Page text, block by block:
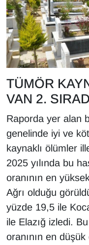
TÜMÖR
VAN 2.
Raporda yer alan
genelinde iyi ve
kaynaklı ölümler
2025 yılında bu
oranının en
Ağrı olduğu
yüzde 19,5 ile
ile Elazığ izledi.
oranının en
RÖPORTAJ
SAĞLIK
Seri İlan
Sinema - TV
SİYASET
SPOR
TEKNOLOJİ
Turizm
VAN'DA SPOR